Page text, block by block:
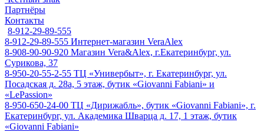
Партнёры
Контакты
8-912-29-89-555
8-912-29-89-555 Интернет-магазин VeraAlex
8-908-90-90-920 Магазин Vera&Alex, г.Екатеринбург, ул.
Сурикова, 37
8-950-20-55-2-55 ТЦ «Универбыт», г. Екатеринбург, ул.
Посадская д. 28а, 5 этаж, бутик «Giovanni Fabiani» и
«LePassion»
8-950-650-24-00 ТЦ «Дирижабль», бутик «Giovanni Fabiani», г.
Екатеринбург, ул. Академика Шварца д. 17, 1 этаж, бутик
«Giovanni Fabiani»